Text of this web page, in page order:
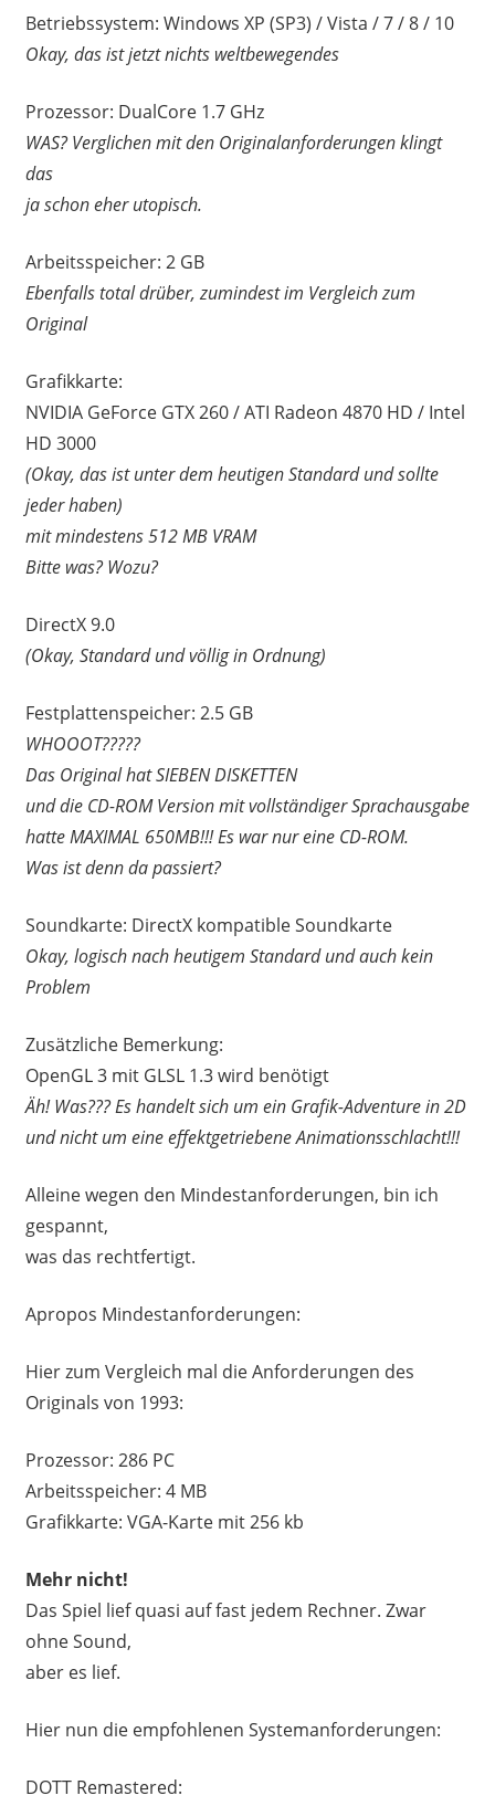
Betriebssystem: Windows XP (SP3) / Vista / 7 / 8 / 10
Okay, das ist jetzt nichts weltbewegendes
Prozessor: DualCore 1.7 GHz
WAS? Verglichen mit den Originalanforderungen klingt
das
ja schon eher utopisch.
Arbeitsspeicher: 2 GB
Ebenfalls total drüber, zumindest im Vergleich zum
Original
Grafikkarte:
NVIDIA GeForce GTX 260 / ATI Radeon 4870 HD / Intel
HD 3000
(Okay, das ist unter dem heutigen Standard und sollte
jeder haben)
mit mindestens 512 MB VRAM
Bitte was? Wozu?
DirectX 9.0
(Okay, Standard und völlig in Ordnung)
Festplattenspeicher: 2.5 GB
WHOOOT?????
Das Original hat SIEBEN DISKETTEN
und die CD-ROM Version mit vollständiger Sprachausgabe
hatte MAXIMAL 650MB!!! Es war nur eine CD-ROM.
Was ist denn da passiert?
Soundkarte: DirectX kompatible Soundkarte
Okay, logisch nach heutigem Standard und auch kein
Problem
Zusätzliche Bemerkung:
OpenGL 3 mit GLSL 1.3 wird benötigt
Äh! Was??? Es handelt sich um ein Grafik-Adventure in 2D
und nicht um eine effektgetriebene Animationsschlacht!!!
Alleine wegen den Mindestanforderungen, bin ich
gespannt,
was das rechtfertigt.
Apropos Mindestanforderungen:
Hier zum Vergleich mal die Anforderungen des
Originals von 1993:
Prozessor: 286 PC
Arbeitsspeicher: 4 MB
Grafikkarte: VGA-Karte mit 256 kb
Mehr nicht!
Das Spiel lief quasi auf fast jedem Rechner. Zwar
ohne Sound,
aber es lief.
Hier nun die empfohlenen Systemanforderungen:
DOTT Remastered: